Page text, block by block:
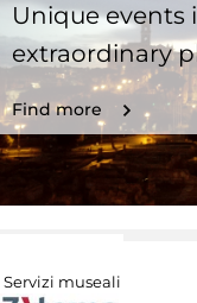
Unique events
extraordinary
Find more
Servizi museali